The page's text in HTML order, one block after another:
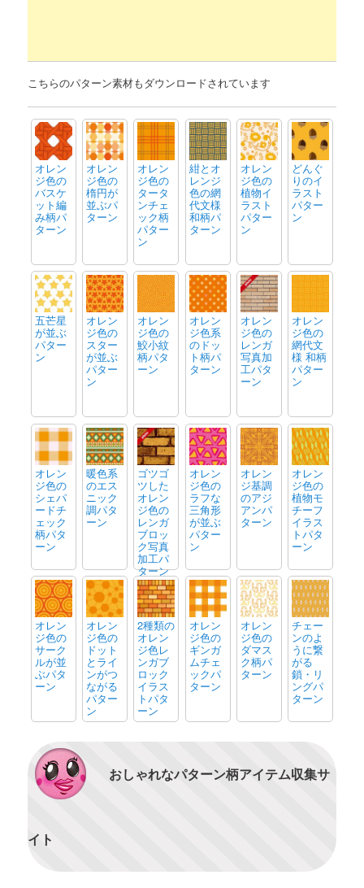
こちらのパターン素材もダウンロードされています
オレン
ジ色の
バスケ
ット編
み柄パ
ターン
オレン
ジ色の
楕円が
並ぶパ
ターン
オレン
ジ色の
タータ
ンチェ
ック柄
パター
ン
紺とオ
レンジ
色の網
代文様
和柄パ
ターン
オレン
ジ色の
植物イ
ラスト
パター
ン
どんぐ
りのイ
ラスト
パター
ン
五芒星
が並ぶ
パター
ン
オレン
ジ色の
スター
が並ぶ
パター
ン
オレン
ジ色の
鮫小紋
柄パタ
ーン
オレン
ジ色系
のドッ
ト柄パ
ターン
オレン
ジ色の
レンガ
写真加
工パタ
ーン
オレン
ジ色の
網代文
様 和柄
パター
ン
オレン
ジ色の
シェパ
ードチ
ェック
柄パタ
ーン
暖色系
のエス
ニック
調パタ
ーン
ゴツゴ
ツした
オレン
ジ色の
レンガ
ブロッ
ク写真
加工パ
ターン
オレン
ジ色の
ラフな
三角形
が並ぶ
パター
ン
オレン
ジ基調
のアジ
アンパ
ターン
オレン
ジ色の
植物モ
チーフ
イラス
トパタ
ーン
オレン
ジ色の
サーク
ルが並
ぶパタ
ーン
オレン
ジ色の
ドット
とライ
ンがつ
ながる
パター
ン
2種類の
オレン
ジ色レ
ンガブ
ロック
イラス
トパタ
ーン
オレン
ジ色の
ギンガ
ムチェ
ックパ
ターン
オレン
ジ色の
ダマス
ク柄パ
ターン
チェー
ンのよ
うに繋
がる
鎖・リ
ングパ
ターン
おしゃれなパターン柄アイテム収集サ
イト